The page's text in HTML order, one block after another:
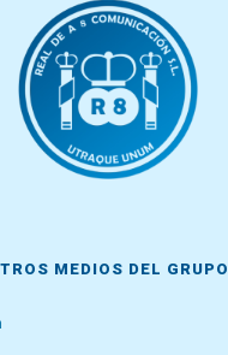
MEDIOS DEL GRUPO